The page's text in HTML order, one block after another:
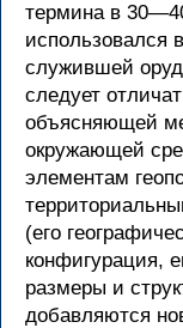
термина в
использовался
служившей
следует
объясняющей
окружающей
элементам
(его
конфигурация,
размеры и
добавляются